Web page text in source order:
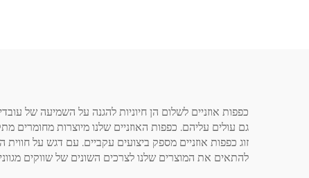
גם עולים עליהם. כפפות האוזניים שלנו מיוצרות
זוג כפפות אוזניים מספק ביצועים עקביים. עם דגש על
להתאים את המוצרים שלנו לצרכים השונים של שווקים